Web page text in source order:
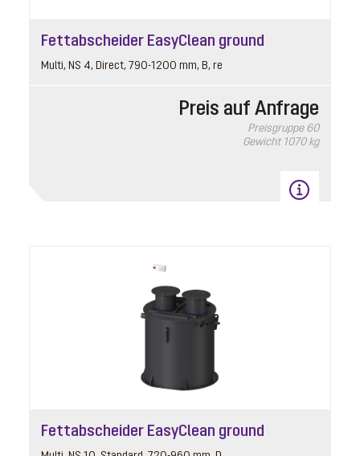
Fettabscheider EasyClean ground
Multi, NS 4, Direct, 790-1200 mm, B, re
Preis auf Anfrage
Preisgruppe 60
Gewicht 1070 kg
Fettabscheider EasyClean ground